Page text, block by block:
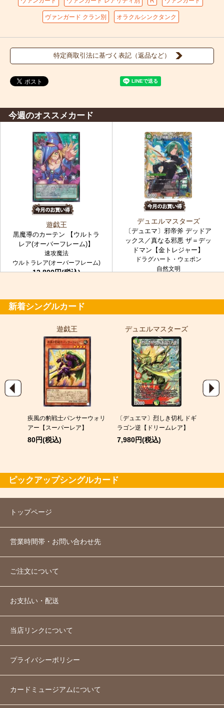
ヴァンガード クラン別 オラクルシンクタンク
特定商取引法に基づく表記（返品など）
今週のオススメカード
遊戯王
黒魔導のカーテン 【ウルトラ
レア(オーバーフレーム)】
速攻魔法
ウルトラレア(オーバーフレーム)
12,800円(税込)
デュエルマスターズ
〔デュエマ〕邪帝斧 デッドア
ックス／真なる邪悪 ザ＝デッ
ドマン【金トレジャー】
ドラグハート・ウェポン
自然文明
新着シングルカード
遊戯王
疾風の豹戦士パンサーウォリ
アー【スーパーレア】
80円(税込)
デュエルマスターズ
〔デュエマ〕烈しき切札 ドギ
ラゴン逆【ドリームレア】
7,980円(税込)
ピックアップシングルカード
トップページ
営業時間帯・お問い合わせ先
ご注文について
お支払い・配送
当店リンクについて
プライバシーポリシー
カードミュージアムについて